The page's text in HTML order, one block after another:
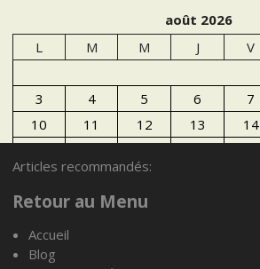
août 2026
L
M M J V
3
4 5 6 7
10
11 12 13 14
24
25 26
31
Articles recommandés:
Retour au Menu
Accueil
Blog